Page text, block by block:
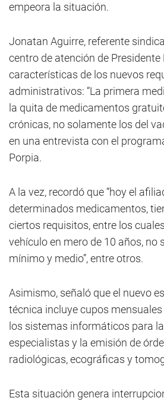
empeora la situación.
Jonatan Aguirre, referente
centro de atención de Presidente
características de los nuevos
administrativos: “La primera
la quita de medicamentos
crónicas, no solamente los del
en una entrevista con el
Porpia.
A la vez, recordó que “hoy el
determinados medicamentos,
ciertos requisitos, entre los
vehículo en mero de 10 años, no
mínimo y medio”, entre otros.
Asimismo, señaló que el nuevo
técnica incluye cupos
los sistemas informáticos para
especialistas y la emisión de
radiológicas, ecográficas y
Esta situación genera